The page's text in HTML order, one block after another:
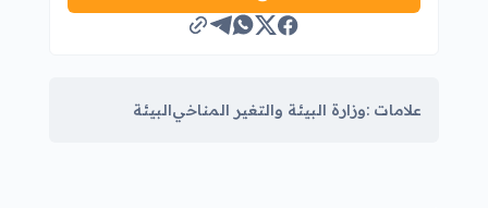
علامات :وزارة البيئة والتغير المناخيالبيئة